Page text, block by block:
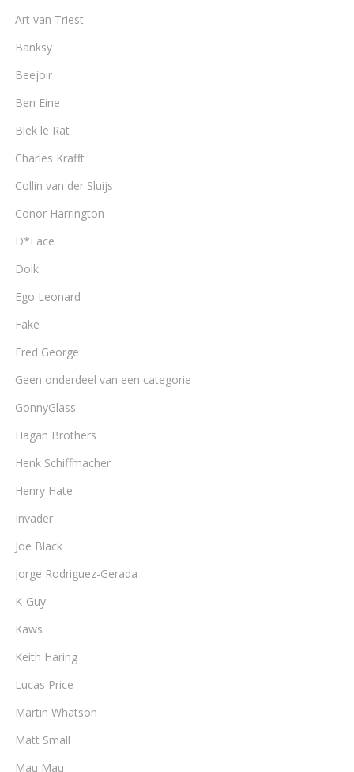
Art van Triest
Banksy
Beejoir
Ben Eine
Blek le Rat
Charles Krafft
Collin van der Sluijs
Conor Harrington
D*Face
Dolk
Ego Leonard
Fake
Fred George
Geen onderdeel van een categorie
GonnyGlass
Hagan Brothers
Henk Schiffmacher
Henry Hate
Invader
Joe Black
Jorge Rodriguez-Gerada
K-Guy
Kaws
Keith Haring
Lucas Price
Martin Whatson
Matt Small
Mau Mau